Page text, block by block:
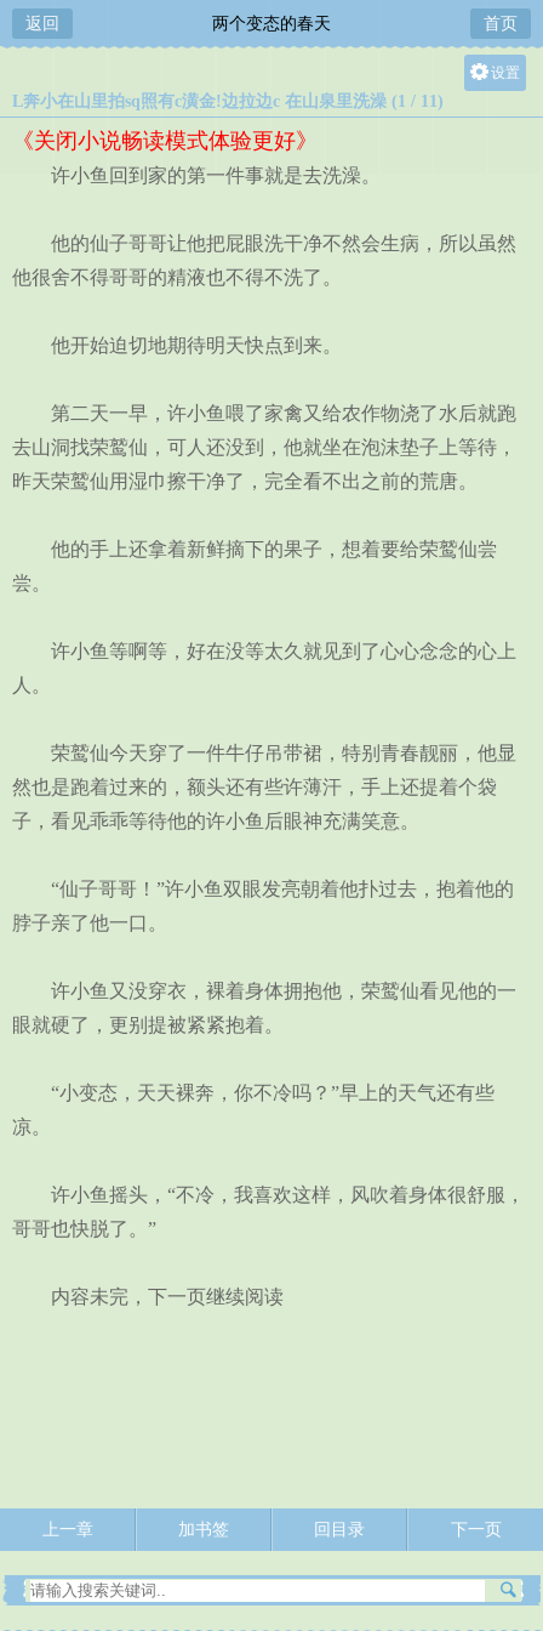
返回 两个变态的春天 首页
设置
L奔小在山里拍sq照有c潢金!边拉边c 在山泉里洗澡 (1 / 11)
《关闭小说畅读模式体验更好》
许小鱼回到家的第一件事就是去洗澡。
他的仙子哥哥让他把屁眼洗干净不然会生病，所以虽然
他很舍不得哥哥的精液也不得不洗了。
他开始迫切地期待明天快点到来。
第二天一早，许小鱼喂了家禽又给农作物浇了水后就跑
去山洞找荣鹫仙，可人还没到，他就坐在泡沫垫子上等待，
昨天荣鹫仙用湿巾擦干净了，完全看不出之前的荒唐。
他的手上还拿着新鲜摘下的果子，想着要给荣鹫仙尝
尝。
许小鱼等啊等，好在没等太久就见到了心心念念的心上
人。
荣鹫仙今天穿了一件牛仔吊带裙，特别青春靓丽，他显
然也是跑着过来的，额头还有些许薄汗，手上还提着个袋
子，看见乖乖等待他的许小鱼后眼神充满笑意。
“仙子哥哥！”许小鱼双眼发亮朝着他扑过去，抱着他的
脖子亲了他一口。
许小鱼又没穿衣，裸着身体拥抱他，荣鹫仙看见他的一
眼就硬了，更别提被紧紧抱着。
“小变态，天天裸奔，你不冷吗？”早上的天气还有些
凉。
许小鱼摇头，“不冷，我喜欢这样，风吹着身体很舒服，
哥哥也快脱了。”
内容未完，下一页继续阅读
上一章 加书签 回目录 下一页